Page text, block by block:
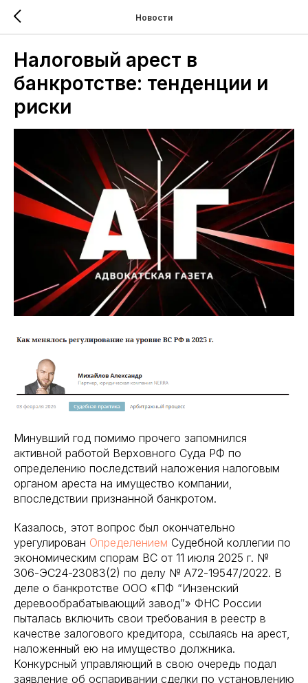
Новости
Налоговый арест в
банкротстве: тенденции и
риски
Минувший год помимо прочего запомнился
активной работой Верховного Суда РФ по
определению последствий наложения налоговым
органом ареста на имущество компании,
впоследствии признанной банкротом.
Казалось, этот вопрос был окончательно
урегулирован Определением Судебной коллегии по
экономическим спорам ВС от 11 июля 2025 г. №
306-ЭС24-23083(2) по делу № А72-19547/2022. В
деле о банкротстве ООО «ПФ “Инзенский
деревообрабатывающий завод”» ФНС России
пыталась включить свои требования в реестр в
качестве залогового кредитора, ссылаясь на арест,
наложенный ею на имущество должника.
Конкурсный управляющий в свою очередь подал
заявление об оспаривании сделки по установлению